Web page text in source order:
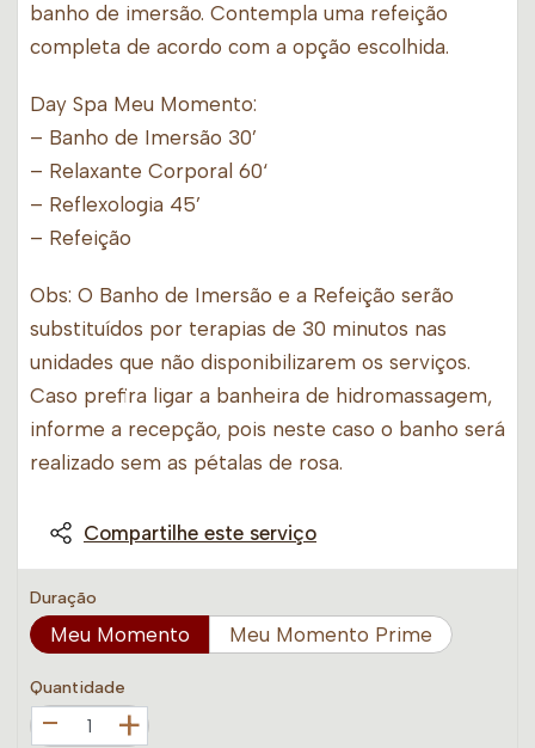
banho de imersão. Contempla uma refeição
completa de acordo com a opção escolhida.
Day Spa Meu Momento:
– Banho de Imersão 30’
– Relaxante Corporal 60‘
– Reflexologia 45’
– Refeição
Obs: O Banho de Imersão e a Refeição serão
substituídos por terapias de 30 minutos nas
unidades que não disponibilizarem os serviços.
Caso prefira ligar a banheira de hidromassagem,
informe a recepção, pois neste caso o banho será
realizado sem as pétalas de rosa.
Compartilhe este serviço
Duração
Meu Momento Meu Momento Prime
Quantidade
+